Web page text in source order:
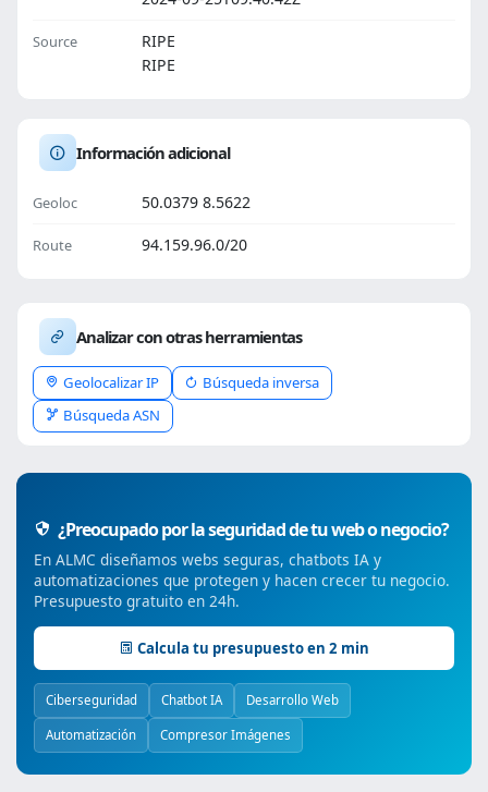
Source
RIPE
RIPE
Información adicional
Geoloc 50.0379 8.5622
Route 94.159.96.0/20
Analizar con otras herramientas
Geolocalizar IP
Búsqueda inversa
Búsqueda ASN
¿Preocupado por la seguridad de tu web o negocio?
En ALMC diseñamos webs seguras, chatbots IA y
automatizaciones que protegen y hacen crecer tu negocio.
Presupuesto gratuito en 24h.
Calcula tu presupuesto en 2 min
Ciberseguridad Chatbot IA Desarrollo Web
Automatización Compresor Imágenes